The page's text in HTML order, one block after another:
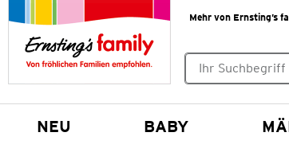
Mehr von Ernsting’s
NEU BABY